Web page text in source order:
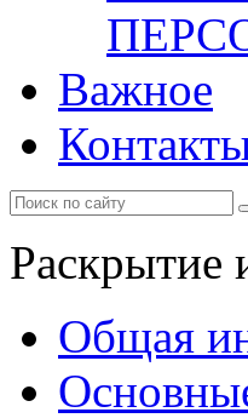
Важное
Раскрытие
Общая